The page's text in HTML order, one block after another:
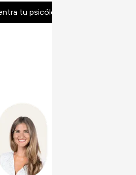
tu psicólogo